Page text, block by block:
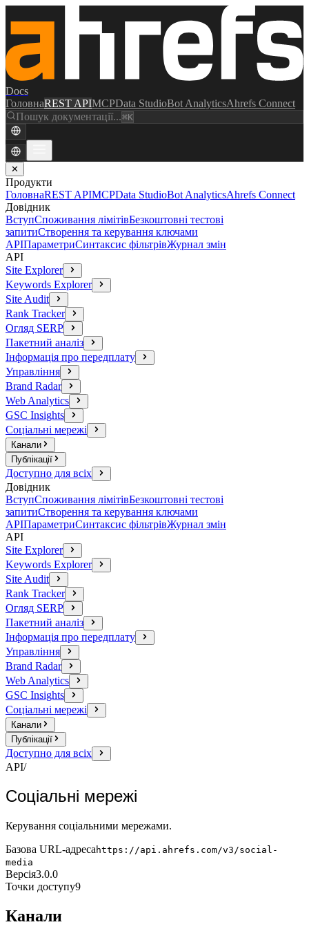
Docs
ГоловнаREST APIMCPData StudioBot AnalyticsAhrefs Connect
Пошук документації...⌘K
✕
Продукти
ГоловнаREST APIMCPData StudioBot AnalyticsAhrefs Connect
Довідник
ВступСпоживання лімітівБезкоштовні тестові
запитиСтворення та керування ключами
APIПараметриСинтаксис фільтрівЖурнал змін
API
Site Explorer
Keywords Explorer
Site Audit
Rank Tracker
Огляд SERP
Пакетний аналіз
Інформація про передплату
Управління
Brand Radar
Web Analytics
GSC Insights
Соціальні мережі
Канали
Публікації
Доступно для всіх
Довідник
ВступСпоживання лімітівБезкоштовні тестові
запитиСтворення та керування ключами
APIПараметриСинтаксис фільтрівЖурнал змін
API
Site Explorer
Keywords Explorer
Site Audit
Rank Tracker
Огляд SERP
Пакетний аналіз
Інформація про передплату
Управління
Brand Radar
Web Analytics
GSC Insights
Соціальні мережі
Канали
Публікації
Доступно для всіх
API/
Соціальні мережі
Керування соціальними мережами.
Базова URL-адреса https://api.ahrefs.com/v3/social-
media
Версія3.0.0
Точки доступу9
Канали